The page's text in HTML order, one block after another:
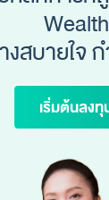
Wealth
สบายใจ
เริ่มต้นลงทุ